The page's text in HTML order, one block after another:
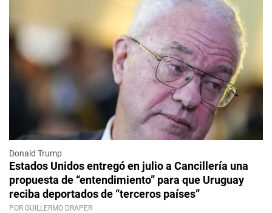
Donald Trump
Estados Unidos entregó en julio a Cancillería una
propuesta de “entendimiento” para que Uruguay
reciba deportados de “terceros países”
POR GUILLERMO DRAPER